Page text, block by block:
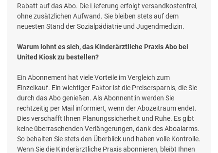
Rabatt auf das Abo. Die Lieferung erfolgt versandkostenfrei,
ohne zusätzlichen Aufwand. Sie bleiben stets auf dem
neuesten Stand der Sozialpädiatrie und Jugendmedizin.
Warum lohnt es sich, das Kinderärztliche Praxis Abo bei
United Kiosk zu bestellen?
Ein Abonnement hat viele Vorteile im Vergleich zum
Einzelkauf. Ein wichtiger Faktor ist die Preisersparnis, die Sie
durch das Abo genießen. Als Abonnent:in werden Sie
rechtzeitig per Mail informiert, wenn der Abozeitraum endet.
Dies verschafft Ihnen Planungssicherheit und Ruhe. Es gibt
keine überraschenden Verlängerungen, dank des Aboalarms.
So behalten Sie stets den Überblick und haben volle Kontrolle.
Wenn Sie die Kinderärztliche Praxis abonnieren, bleibt Ihnen